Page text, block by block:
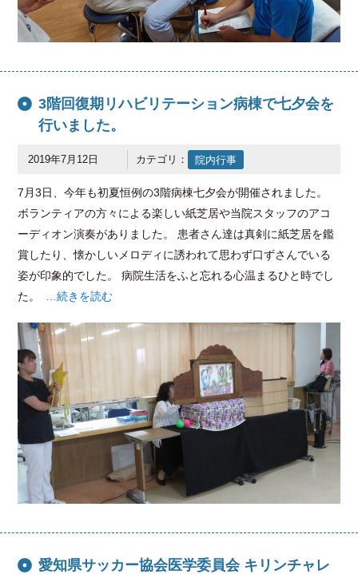
3階回復期リハビリテーション病棟で七夕会を
行いました。
2019年7月12日 カテゴリ： 院内行事
7月3日、今年も初夏恒例の3階病棟七夕会が開催されました。
ボランティアの方々による楽しい紙芝居や当院スタッフのアコ
ーディオン演奏がありました。 患者さん達は真剣に紙芝居を鑑
賞したり、懐かしいメロディに誘われて思わず口ずさんでいる
姿が印象的でした。 病院生活をふと忘れる心温まるひと時でし
た。
…続きを読む
愛知県サッカー協会医学委員会 キリンチャレ